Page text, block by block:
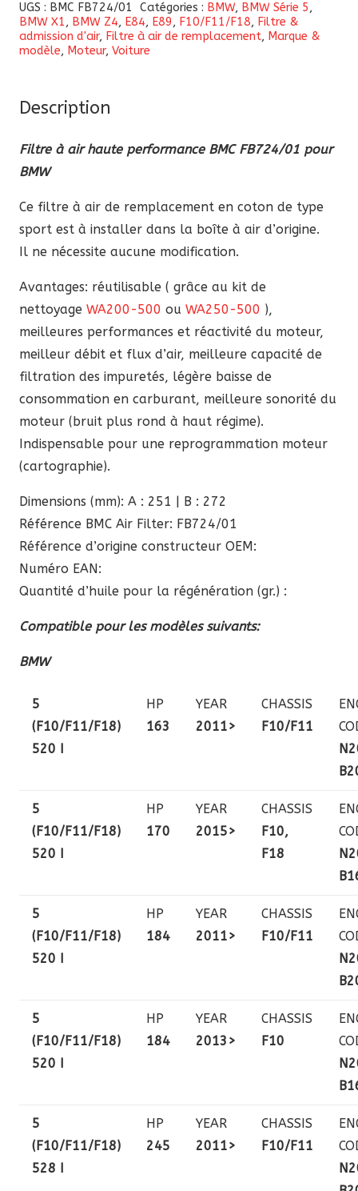
à
air
BMC
pour
BMW
UGS : BMC FB724/01 Catégories : BMW, BMW Série 5,
BMW X1, BMW Z4, E84, E89, F10/F11/F18, Filtre &
admission d'air, Filtre à air de remplacement, Marque &
modèle, Moteur, Voiture
Description
Filtre à air haute performance BMC FB724/01 pour
BMW
Ce filtre à air de remplacement en coton de type
sport est à installer dans la boîte à air d’origine.
Il ne nécessite aucune modification.
Avantages: réutilisable ( grâce au kit de
nettoyage WA200-500 ou WA250-500 ),
meilleures performances et réactivité du moteur,
meilleur débit et flux d’air, meilleure capacité de
filtration des impuretés, légère baisse de
consommation en carburant, meilleure sonorité du
moteur (bruit plus rond à haut régime).
Indispensable pour une reprogrammation moteur
(cartographie).
Dimensions (mm): A : 251 | B : 272
Référence BMC Air Filter: FB724/01
Référence d’origine constructeur OEM:
Numéro EAN:
Quantité d’huile pour la régénération (gr.) :
Compatible pour les modèles suivants:
BMW
5
(F10/F11/F18)
520 I
HP
163
YEAR
2011>
CHASSIS
F10/F11
5
(F10/F11/F18)
520 I
HP
170
YEAR
2015>
CHASSIS
F10,
F18
5
(F10/F11/F18)
520 I
HP
184
YEAR
2011>
CHASSIS
F10/F11
5
(F10/F11/F18)
520 I
HP
184
YEAR
2013>
CHASSIS
F10
5
(F10/F11/F18)
528 I
HP
245
YEAR
2011>
CHASSIS
F10/F11